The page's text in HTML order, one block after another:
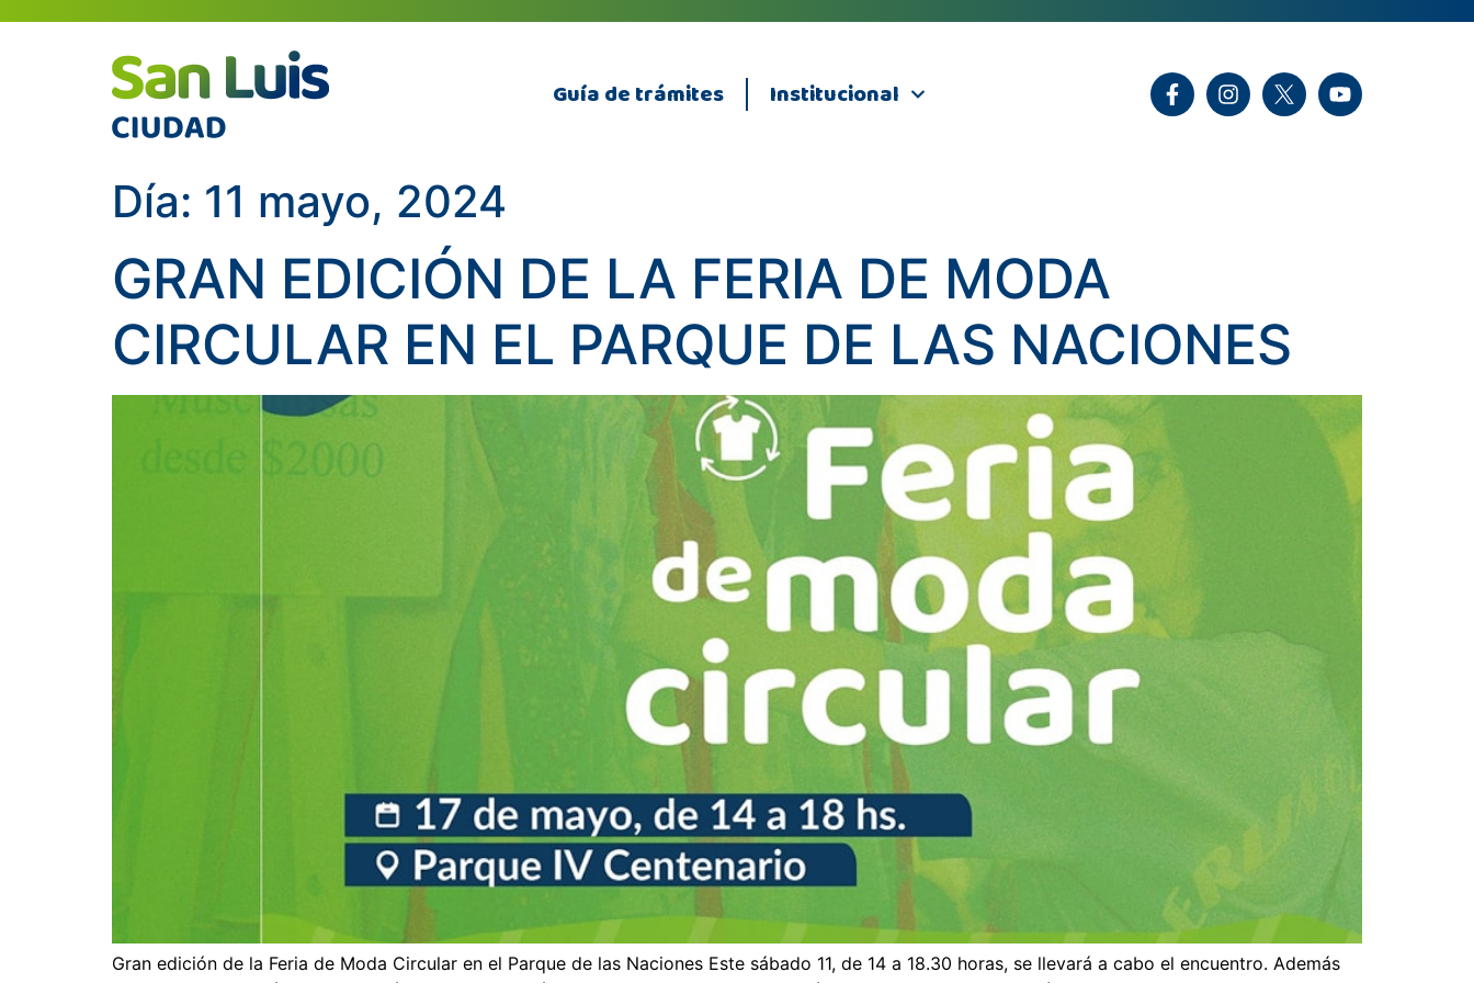
Guía de trámites Institucional
Día: 11 mayo, 2024
GRAN EDICIÓN DE LA FERIA DE MODA
CIRCULAR EN EL PARQUE DE LAS NACIONES
Gran edición de la Feria de Moda Circular en el Parque de las Naciones Este sábado 11, de 14 a 18.30 horas, se llevará a cabo el encuentro. Además